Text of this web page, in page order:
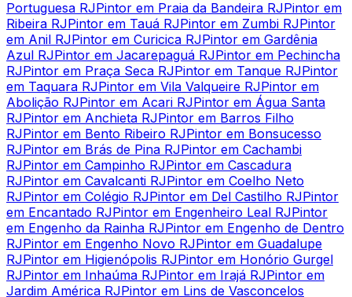
Portuguesa RJPintor em Praia da Bandeira RJPintor em
Ribeira RJPintor em Tauá RJPintor em Zumbi RJPintor
em Anil RJPintor em Curicica RJPintor em Gardênia
Azul RJPintor em Jacarepaguá RJPintor em Pechincha
RJPintor em Praça Seca RJPintor em Tanque RJPintor
em Taquara RJPintor em Vila Valqueire RJPintor em
Abolição RJPintor em Acari RJPintor em Água Santa
RJPintor em Anchieta RJPintor em Barros Filho
RJPintor em Bento Ribeiro RJPintor em Bonsucesso
RJPintor em Brás de Pina RJPintor em Cachambi
RJPintor em Campinho RJPintor em Cascadura
RJPintor em Cavalcanti RJPintor em Coelho Neto
RJPintor em Colégio RJPintor em Del Castilho RJPintor
em Encantado RJPintor em Engenheiro Leal RJPintor
em Engenho da Rainha RJPintor em Engenho de Dentro
RJPintor em Engenho Novo RJPintor em Guadalupe
RJPintor em Higienópolis RJPintor em Honório Gurgel
RJPintor em Inhaúma RJPintor em Irajá RJPintor em
Jardim América RJPintor em Lins de Vasconcelos